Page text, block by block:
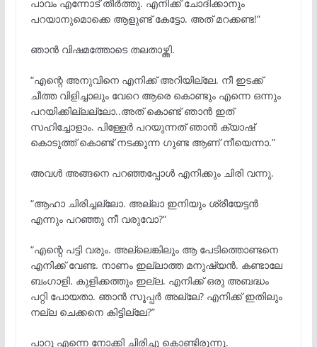
പാവം എന്നോട് തീർത്തു. എനിക്ക് ചോദിക്കാനും
പറയാനുമൊക്കെ ആളുണ്ട് കേട്ടോ. അത് മറക്കണ്ട!”
ഞാൻ വിഷമത്തോടെ തലതാഴ്ത്തി.
“എന്റെ അനുവിനെ എനിക്ക് അറിയില്ലേ. നീ ഇടക്ക്
ചീത്ത വിളിച്ചാലും വേറെ ആരെ കൊണ്ടും എന്നെ ഒന്നും
പറയിക്കില്ലല്ലോ..അത് കൊണ്ട് ഞാൻ ഇത്
സഹിച്ചോളാം. പിള്ളേർ പറയുന്നത് ഞാൻ ക്യാഷ്
കൊടുത്ത് കൊണ്ട് നടക്കുന്ന ഗുണ്ട ആണ് നീയെന്നാ.”
അവൾ അങ്ങനെ പറഞ്ഞപ്പോൾ എനിക്കും ചിരി വന്നു.
“ആഹാ ചിരിച്ചല്ലോ. അല്ലാ ഇനിയും ശ്രീയേട്ടൻ
എന്നും പറഞ്ഞു നീ വരുവോ?”
“എന്റെ പട്ടി വരും. അല്ലെങ്കിലും ആ പേടിത്തൊണ്ടനെ
എനിക്ക് വേണ്ട. നാണം ഇല്ലാത്ത മനുഷ്യൻ. കണ്ടാലേ
ബംഗാളി. കുളിക്കത്തും ഇല്ല. എനിക്ക് ഒരു അബദ്ധം
പറ്റി പോയതാ. ഞാൻ സൂപ്പർ അല്ലേ? എനിക്ക് ഇതിലും
നല്ല ചെക്കനെ കിട്ടില്ലേ?”
പാറു എന്നെ നോക്കി ചിരിച്ചു കൊണ്ടിരുന്നു.